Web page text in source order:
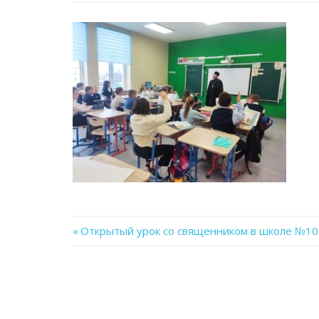
Previous
Открытый урок со священником в школе